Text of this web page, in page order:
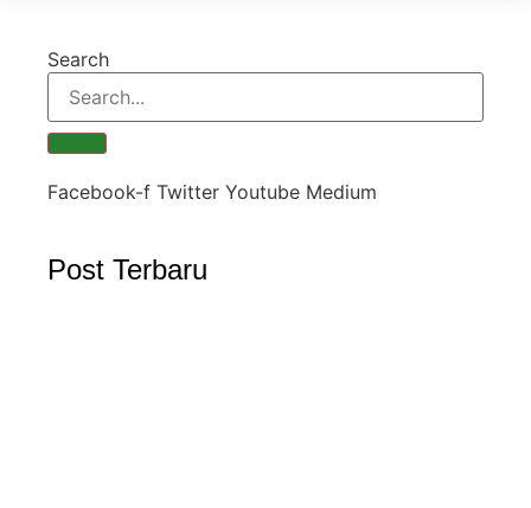
Search
Facebook-f Twitter Youtube Medium
Post Terbaru